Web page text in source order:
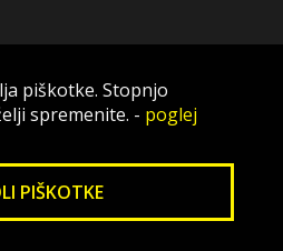
piškotke. Stopnjo
spremenite. - poglej
PIŠKOTKE